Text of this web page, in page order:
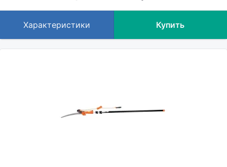
Характеристики Купить